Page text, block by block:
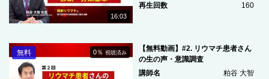
16:03
再生回数
160
0％視聴済み
無料
【無料動画】#2. リウマチ患者さん
の生の声・意識調査
講師名
粕谷 大智